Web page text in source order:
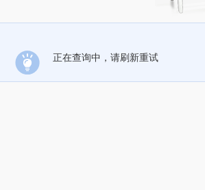
正在查询中，请刷新重试